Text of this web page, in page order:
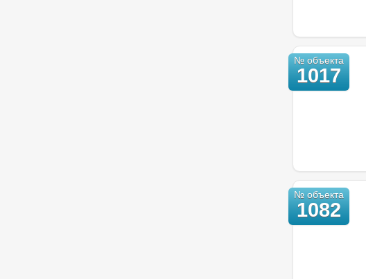
№ объекта
1017
№ объекта
1082